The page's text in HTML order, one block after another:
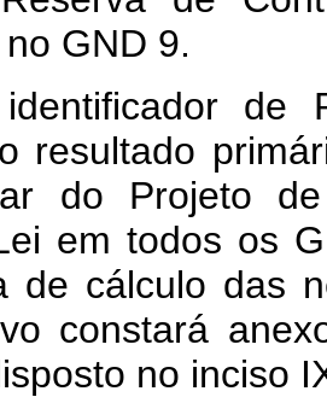
GND 9.
de
resultado
do Projeto
em todos os
de cálculo das
constará
no inciso